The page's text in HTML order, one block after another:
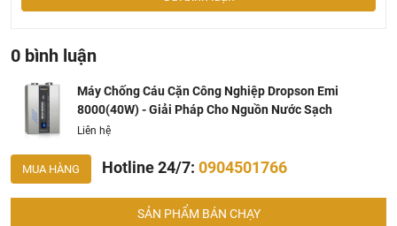
0 bình luận
Máy Chống Cáu Cặn Công Nghiệp Dropson Emi
8000(40W) - Giải Pháp Cho Nguồn Nước Sạch
Liên hệ
MUA HÀNG Hotline 24/7: 0904501766
SẢN PHẨM BÁN CHẠY